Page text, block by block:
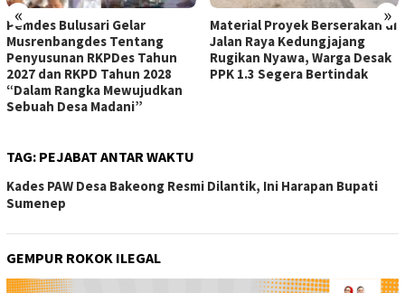
« »
Pemdes Bulusari Gelar
Musrenbangdes Tentang
Penyusunan RKPDes Tahun
2027 dan RKPD Tahun 2028
“Dalam Rangka Mewujudkan
Sebuah Desa Madani”
Material Proyek Berserakan di
Jalan Raya Kedungjajang
Rugikan Nyawa, Warga Desak
PPK 1.3 Segera Bertindak
TAG: PEJABAT ANTAR WAKTU
Kades PAW Desa Bakeong Resmi Dilantik, Ini Harapan Bupati
Sumenep
GEMPUR ROKOK ILEGAL